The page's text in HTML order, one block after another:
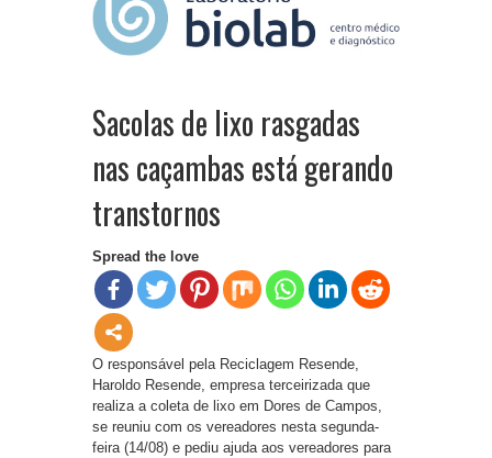
Sacolas de lixo rasgadas
nas caçambas está gerando
transtornos
Spread the love
O responsável pela Reciclagem Resende,
Haroldo Resende, empresa terceirizada que
realiza a coleta de lixo em Dores de Campos,
se reuniu com os vereadores nesta segunda-
feira (14/08) e pediu ajuda aos vereadores para